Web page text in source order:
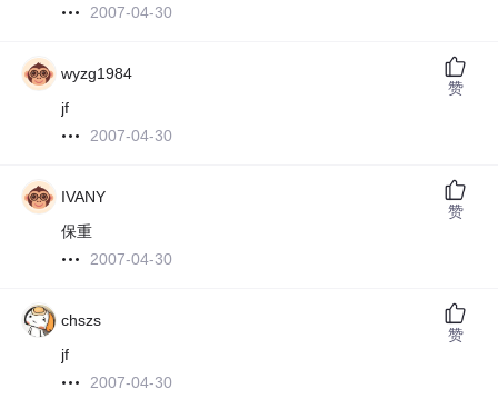
2007-04-30
wyzg1984
jf
2007-04-30
赞
IVANY
保重
2007-04-30
赞
chszs
jf
2007-04-30
赞